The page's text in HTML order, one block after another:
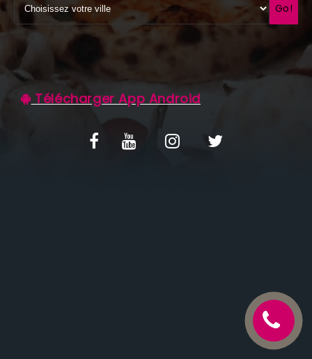
VOS AVIS
MENTIONS LÉGALES
Go!
Télécharger App Android